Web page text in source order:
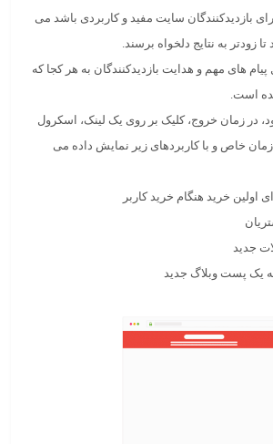
بازدیدکنندگان سایت مفید و کاربردی باشد می
زودتر به نتایج دلخواه برسند.
های مهم و هدایت بازدیدکنندگان به هر کجا که
است.
، در زمان خروج،کلیک بر روی یک لینک، اسکرول
زمان خاص و با کاربردهای زیر نمایش داده می
اولین خرید هنگام خرید کاربر
جدید
به یک پست وبلاگ جدید